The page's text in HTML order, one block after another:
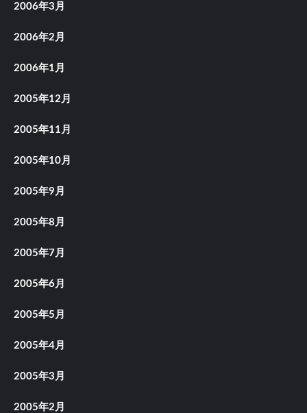
2006年3月
2006年2月
2006年1月
2005年12月
2005年11月
2005年10月
2005年9月
2005年8月
2005年7月
2005年6月
2005年5月
2005年4月
2005年3月
2005年2月